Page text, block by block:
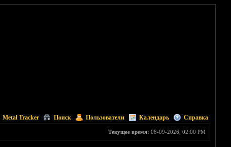
Metal Tracker Поиск Пользователи Календарь Справка
Текущее время: 08-09-2026, 02:00 PM